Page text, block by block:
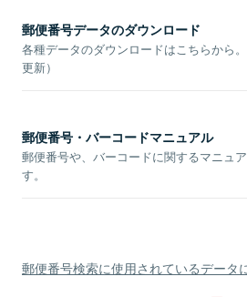
郵便番号データのダウンロード
各種データのダウンロードはこちらから
更新）
郵便番号・バーコードマニュアル
郵便番号や、バーコードに関するマニュ
す。
郵便番号検索に使用されているデータ